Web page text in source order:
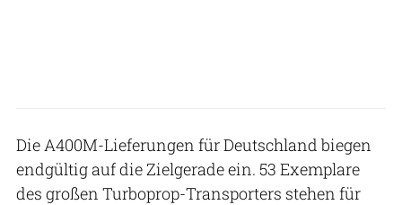
Die A400M-Lieferungen für Deutschland biegen
endgültig auf die Zielgerade ein. 53 Exemplare
des großen Turboprop-Transporters stehen für